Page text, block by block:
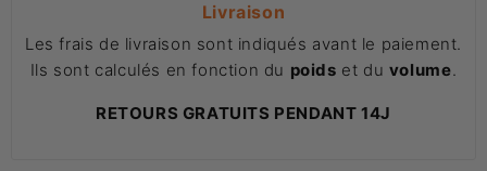
Livraison
Les frais de livraison sont indiqués avant le paiement.
Ils sont calculés en fonction du poids et du volume.
RETOURS GRATUITS PENDANT 14J